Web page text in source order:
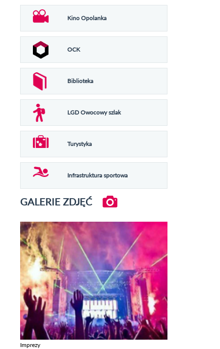
Kino Opolanka
OCK
Biblioteka
LGD Owocowy szlak
Turystyka
Infrastruktura sportowa
GALERIE ZDJĘĆ
Imprezy